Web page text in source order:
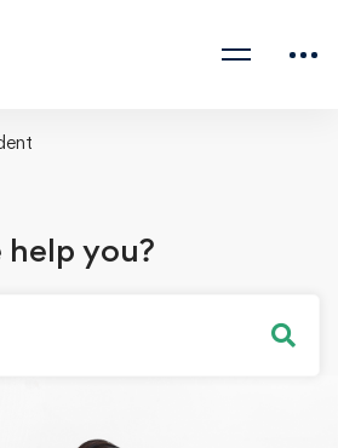
help you?